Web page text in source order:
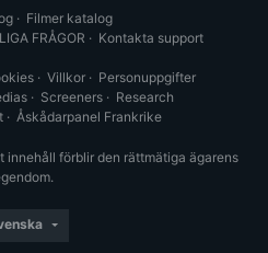
· Filmer katalog
FRÅGOR · Kontakta support
· Villkor · Personuppgifter
· Screeners· Research
· Åskådarpanel Frankrike
förblir den rättmätiga ägarens